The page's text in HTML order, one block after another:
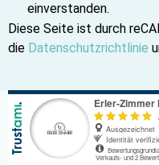
einverstanden.
Diese Seite ist durch
die Datenschutzrichtlinie